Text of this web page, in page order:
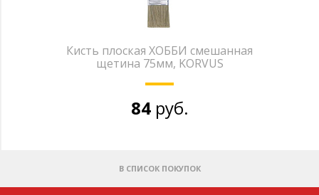
Кисть плоская ХОББИ смешанная
щетина 75мм, KORVUS
84 руб.
В СПИСОК ПОКУПОК